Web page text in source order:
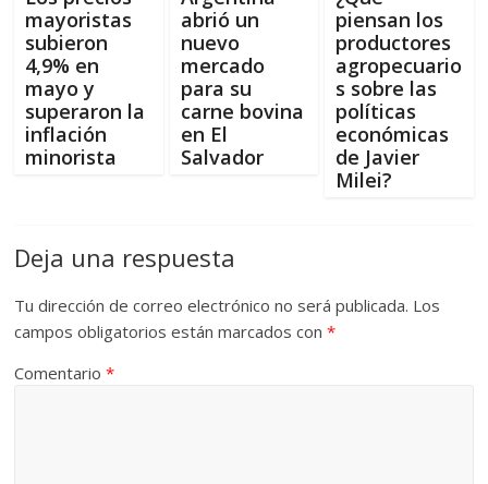
mayoristas
subieron
4,9% en
mayo y
superaron la
inflación
minorista
abrió un
nuevo
mercado
para su
carne bovina
en El
Salvador
piensan los
productores
agropecuario
s sobre las
políticas
económicas
de Javier
Milei?
Deja una respuesta
Tu dirección de correo electrónico no será publicada. Los
campos obligatorios están marcados con*
Comentario*